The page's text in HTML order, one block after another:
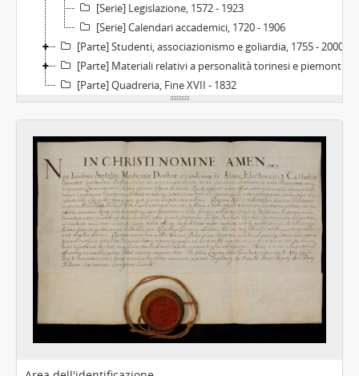
[Serie] Legislazione, 1572 - 1923
[Serie] Calendari accademici, 1720 - 1906
[Parte] Studenti, associazionismo e goliardia, 1755 - 2000
[Parte] Materiali relativi a personalità torinesi e piemontesi, Seconda metà XIX sec. - prima metà XX sec.
[Parte] Quadreria, Fine XVII - 1832